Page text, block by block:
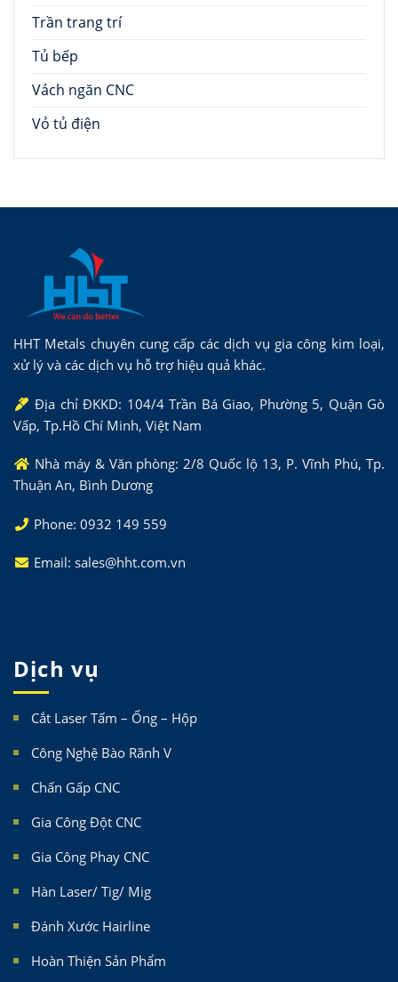
Trần trang trí
Tủ bếp
Vách ngăn CNC
Vỏ tủ điện
HHT Metals chuyên cung cấp các dịch vụ gia công kim loại,
xử lý và các dịch vụ hỗ trợ hiệu quả khác.
Địa chỉ ĐKKD: 104/4 Trần Bá Giao, Phường 5, Quận Gò
Vấp, Tp.Hồ Chí Minh, Việt Nam
Nhà máy & Văn phòng: 2/8 Quốc lộ 13, P. Vĩnh Phú, Tp.
Thuận An, Bình Dương
Phone: 0932 149 559
Email: sales@hht.com.vn
Dịch vụ
Cắt Laser Tấm – Ống – Hộp
Công Nghệ Bào Rãnh V
Chấn Gấp CNC
Gia Công Đột CNC
Gia Công Phay CNC
Hàn Laser/ Tig/ Mig
Đánh Xước Hairline
Hoàn Thiện Sản Phẩm